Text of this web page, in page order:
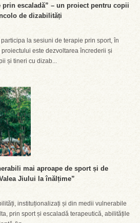
prin escaladă” – un proiect pentru copii
de dizabilități
la sesiuni de terapie prin sport, în
este dezvoltarea încrederii și
și tineri cu dizab...
mai aproape de sport și de
Jiului la înălțime”
instituționalizați și din medii vulnerabile
prin sport și escaladă terapeutică, abilitățile